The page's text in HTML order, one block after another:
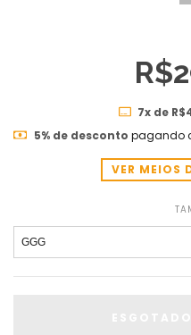
7x de
5% de desconto pagando
VER MEIOS